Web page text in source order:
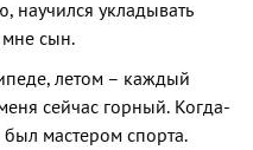
научился укладывать
мне сын.
летом – каждый
сейчас горный. Когда-
мастером спорта.